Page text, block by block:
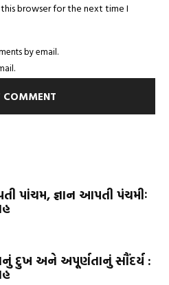
browser for the next time I
by email.
પાંચમ, જ્ઞાન આપતી પંચમીઃ
દુખ અને અપૂર્ણતાનું સૌંદર્ય :